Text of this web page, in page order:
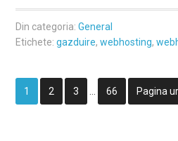
Din categoria:General
Etichete:gazduire,webhosting,
1 2 3 66 Pagina